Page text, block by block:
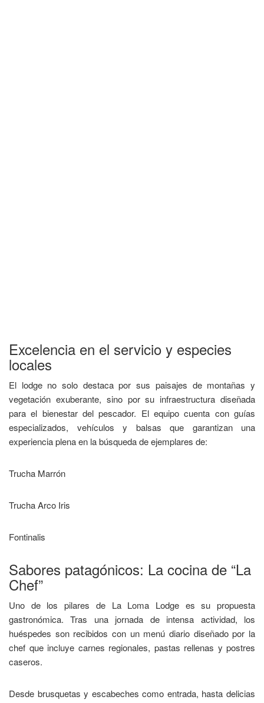
​Excelencia en el servicio y especies
locales
​El lodge no solo destaca por sus paisajes de montañas y
vegetación exuberante, sino por su infraestructura diseñada
para el bienestar del pescador. El equipo cuenta con guías
especializados, vehículos y balsas que garantizan una
experiencia plena en la búsqueda de ejemplares de:
​Trucha Marrón
​Trucha Arco Iris
​Fontinalis
​Sabores patagónicos: La cocina de “La
Chef”
​Uno de los pilares de La Loma Lodge es su propuesta
gastronómica. Tras una jornada de intensa actividad, los
huéspedes son recibidos con un menú diario diseñado por la
chef que incluye carnes regionales, pastas rellenas y postres
caseros.
​Desde brusquetas y escabeches como entrada, hasta delicias